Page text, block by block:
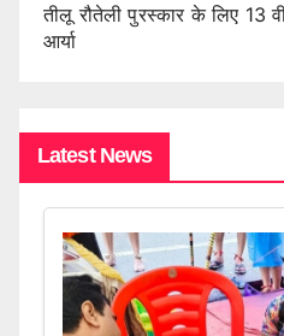
तीलू रौतेली पुरस्कार के लिए 13
आर्या
Latest News